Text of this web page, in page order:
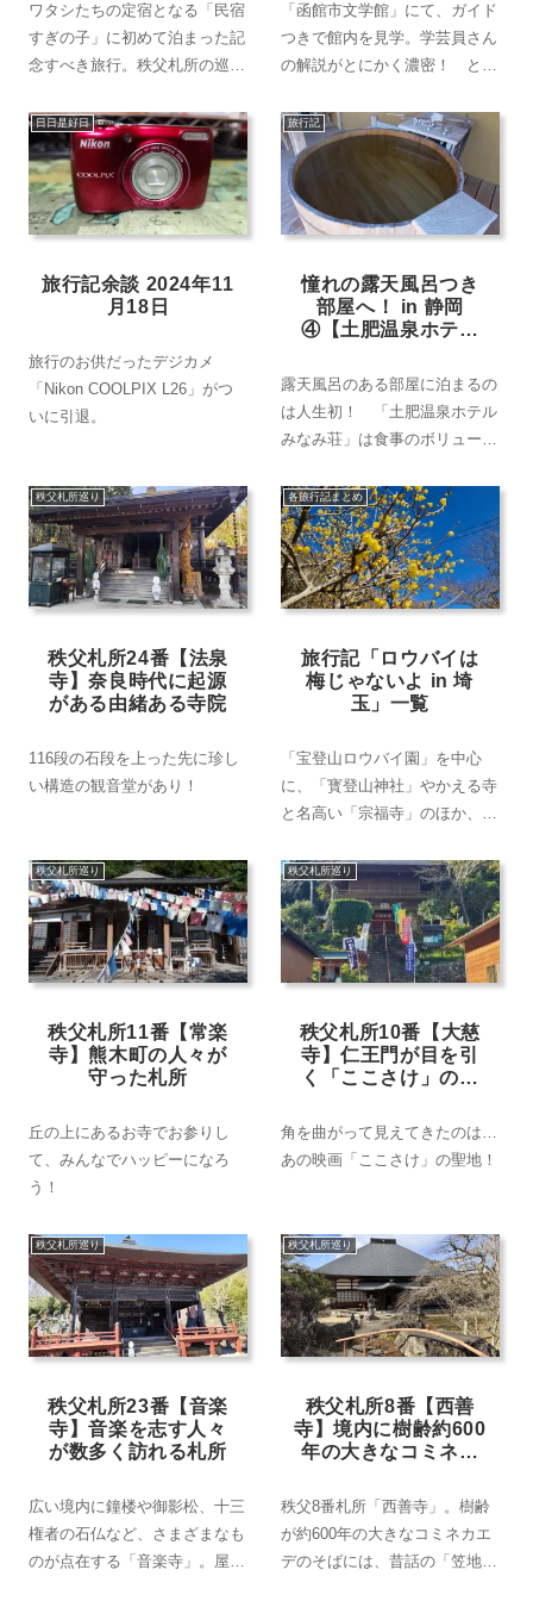
ワタシたちの定宿となる「民宿
すぎの子」に初めて泊まった記
念すべき旅行。秩父札所の巡礼
りの森」「秩父珍石館」と通好
み（？）のスポットも探訪。■
お出かけ日：2024年12月29日
～12月30日 ■全5回
「函館市文学館」にて、ガイド
つきで館内を見学。学芸員さん
の解説がとにかく濃密！ とて
日日是好日
旅行記余談 2024年11
月18日
旅行のお供だったデジカメ
「Nikon COOLPIX L26」がつ
いに引退。
旅行記
憧れの露天風呂つき
部屋へ！ in 静岡
④【土肥温泉ホテル
露天風呂にオドロ
キ！
露天風呂のある部屋に泊まるの
は人生初！ 「土肥温泉ホテル
みなみ荘」は食事のボリューム
秩父札所巡り
秩父札所24番【法泉
寺】奈良時代に起源
がある由緒ある寺院
116段の石段を上った先に珍し
い構造の観音堂があり！
各旅行記まとめ
旅行記「ロウバイは
梅じゃないよ in 埼
玉」一覧
「宝登山ロウバイ園」を中心
に、「寳登山神社」やかえる寺
と名高い「宗福寺」のほか、秩
「民宿すぎの子」にて。■お出
かけ日：2025年2月18日～2月
19日 ■全7回
秩父札所巡り
秩父札所11番【常楽
寺】熊木町の人々が
守った札所
丘の上にあるお寺でお参りし
て、みんなでハッピーになろ
う！
秩父札所巡り
秩父札所10番【大慈
寺】仁王門が目を引
く「ここさけ」の聖
角を曲がって見えてきたのは…
あの映画「ここさけ」の聖地！
秩父札所巡り
秩父札所23番【音楽
寺】音楽を志す人々
が数多く訪れる札所
広い境内に鐘楼や御影松、十三
権者の石仏など、さまざまなも
のが点在する「音楽寺」。屋根
秩父札所巡り
秩父札所8番【西善
寺】境内に樹齢約600
年の大きなコミネカ
秩父8番札所「西善寺」。樹齢
が約600年の大きなコミネカエ
デのそばには、昔話の「笠地